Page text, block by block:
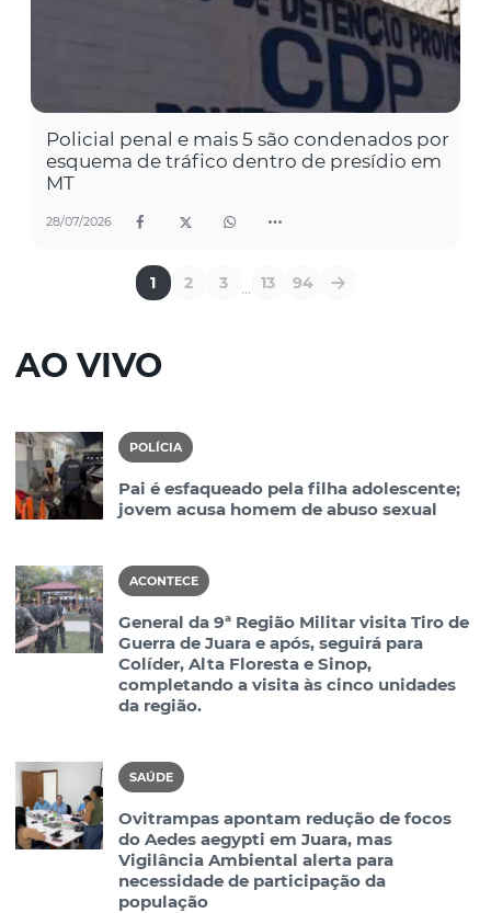
Policial penal e mais 5 são condenados por
esquema de tráfico dentro de presídio em
MT
28/07/2026
1 2 3 ... 13 94
AO VIVO
POLÍCIA
Pai é esfaqueado pela filha adolescente;
jovem acusa homem de abuso sexual
ACONTECE
General da 9ª Região Militar visita Tiro de
Guerra de Juara e após, seguirá para
Colíder, Alta Floresta e Sinop,
completando a visita às cinco unidades
da região.
SAÚDE
Ovitrampas apontam redução de focos
do Aedes aegypti em Juara, mas
Vigilância Ambiental alerta para
necessidade de participação da
população